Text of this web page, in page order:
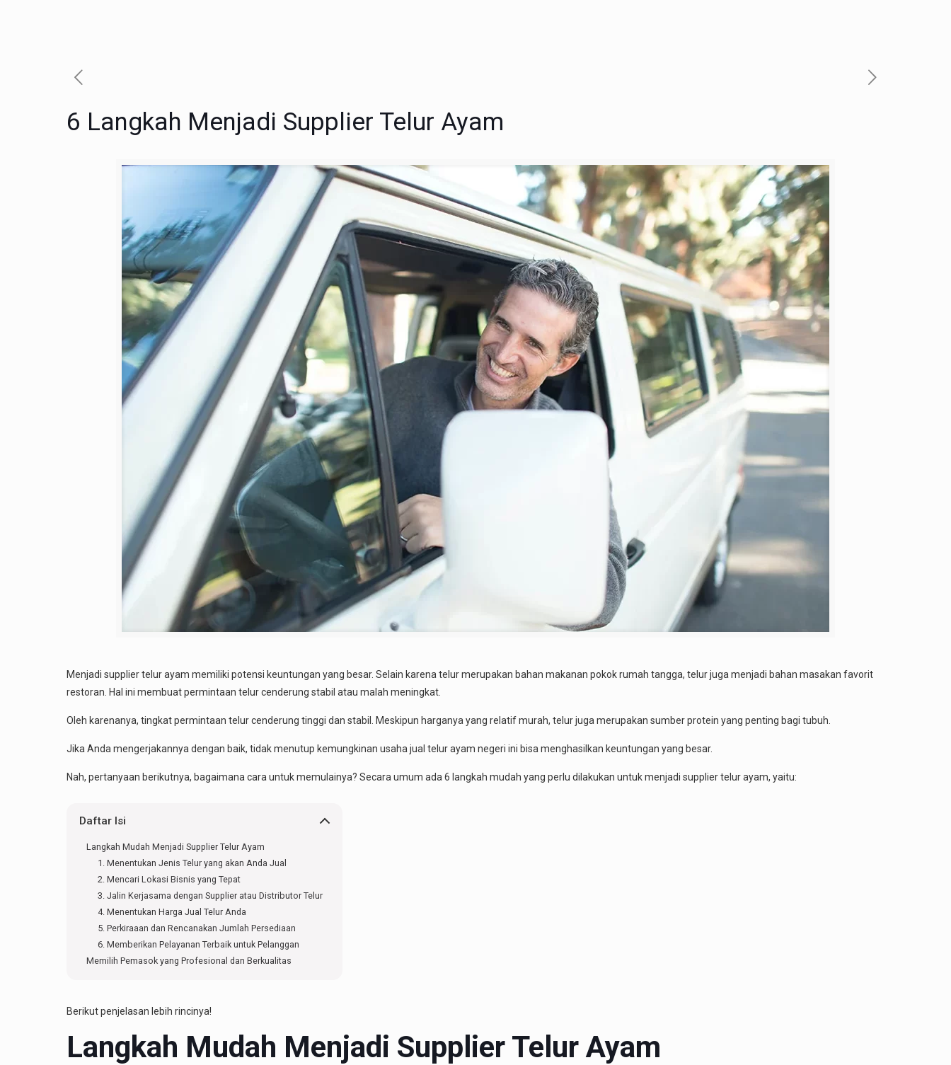
6 Langkah Menjadi Supplier Telur Ayam
Menjadi supplier telur ayam memiliki potensi keuntungan yang besar. Selain karena telur merupakan bahan makanan pokok rumah tangga, telur juga menjadi bahan masakan favorit
restoran. Hal ini membuat permintaan telur cenderung stabil atau malah meningkat.
Oleh karenanya, tingkat permintaan telur cenderung tinggi dan stabil. Meskipun harganya yang relatif murah, telur juga merupakan sumber protein yang penting bagi tubuh.
Jika Anda mengerjakannya dengan baik, tidak menutup kemungkinan usaha jual telur ayam negeri ini bisa menghasilkan keuntungan yang besar.
Nah, pertanyaan berikutnya, bagaimana cara untuk memulainya? Secara umum ada 6 langkah mudah yang perlu dilakukan untuk menjadi supplier telur ayam, yaitu:
Daftar Isi
Langkah Mudah Menjadi Supplier Telur Ayam
1. Menentukan Jenis Telur yang akan Anda Jual
2. Mencari Lokasi Bisnis yang Tepat
3. Jalin Kerjasama dengan Supplier atau Distributor Telur
4. Menentukan Harga Jual Telur Anda
5. Perkiraaan dan Rencanakan Jumlah Persediaan
6. Memberikan Pelayanan Terbaik untuk Pelanggan
Memilih Pemasok yang Profesional dan Berkualitas
Berikut penjelasan lebih rincinya!
Langkah Mudah Menjadi Supplier Telur Ayam